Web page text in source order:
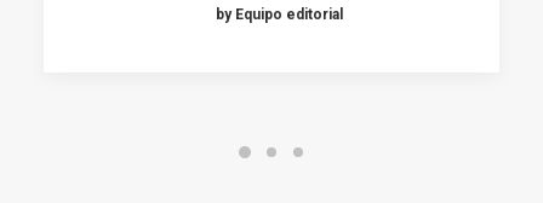
by Equipo editorial